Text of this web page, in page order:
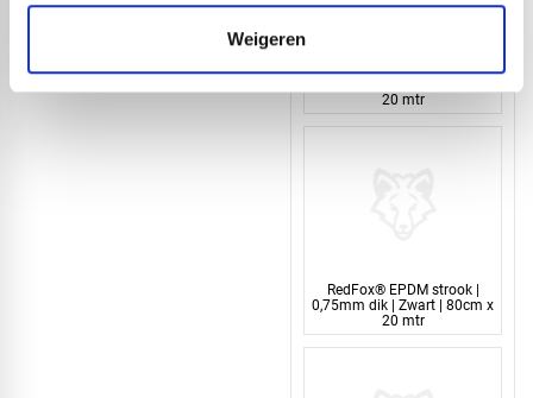
Weigeren
RedFox® EPDM strook |
20 mtr
RedFox® EPDM strook |
0,75mm dik | Zwart | 80cm x
20 mtr